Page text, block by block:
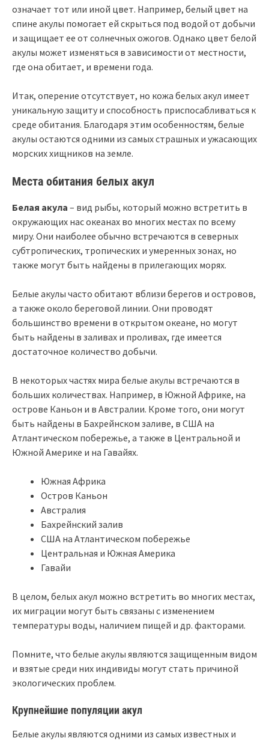
означает тот или иной цвет. Например, белый цвет на
спине акулы помогает ей скрыться под водой от добычи
и защищает ее от солнечных ожогов. Однако цвет белой
акулы может изменяться в зависимости от местности,
где она обитает, и времени года.
Итак, оперение отсутствует, но кожа белых акул имеет
уникальную защиту и способность приспосабливаться к
среде обитания. Благодаря этим особенностям, белые
акулы остаются одними из самых страшных и ужасающих
морских хищников на земле.
Места обитания белых акул
Белая акула – вид рыбы, который можно встретить в
окружающих нас океанах во многих местах по всему
миру. Они наиболее обычно встречаются в северных
субтропических, тропических и умеренных зонах, но
также могут быть найдены в прилегающих морях.
Белые акулы часто обитают вблизи берегов и островов,
а также около береговой линии. Они проводят
большинство времени в открытом океане, но могут
быть найдены в заливах и проливах, где имеется
достаточное количество добычи.
В некоторых частях мира белые акулы встречаются в
больших количествах. Например, в Южной Африке, на
острове Каньон и в Австралии. Кроме того, они могут
быть найдены в Бахрейнском заливе, в США на
Атлантическом побережье, а также в Центральной и
Южной Америке и на Гавайях.
Южная Африка
Остров Каньон
Австралия
Бахрейнский залив
США на Атлантическом побережье
Центральная и Южная Америка
Гавайи
В целом, белых акул можно встретить во многих местах,
их миграции могут быть связаны с изменением
температуры воды, наличием пищей и др. факторами.
Помните, что белые акулы являются защищенным видом
и взятые среди них индивиды могут стать причиной
экологических проблем.
Крупнейшие популяции акул
Белые акулы являются одними из самых известных и